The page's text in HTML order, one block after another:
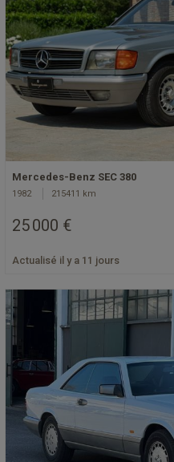
Mercedes-Benz SEC 380
1982 215411 km
25 000 €
Actualisé il y a 11 jours